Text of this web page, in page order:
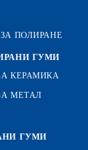
ПОЛИРАНЕ
ГУМИ
КЕРАМИКА
МЕТАЛ
ГУМИ